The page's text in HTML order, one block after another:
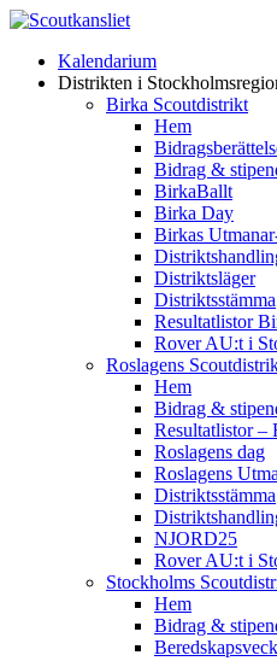
Kalendarium
Distrikten i
Birka Scoutdistrikt
Hem
Bidrag &
BirkaBallt
Birka Day
Birkas
Distriktsläger
Distriktsstämma
Resultatlistor
Rover AU:t i
Roslagens
Hem
Bidrag &
Resultatlistor –
Roslagens dag
Roslagens
Distriktsstämma
NJORD25
Rover AU:t i
Stockholms
Hem
Bidrag &